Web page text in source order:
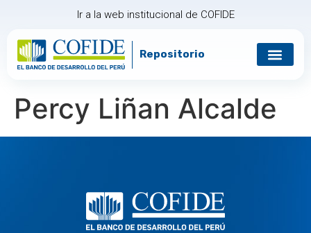
Ir a la web institucional de COFIDE
Repositorio
Percy Liñan Alcalde